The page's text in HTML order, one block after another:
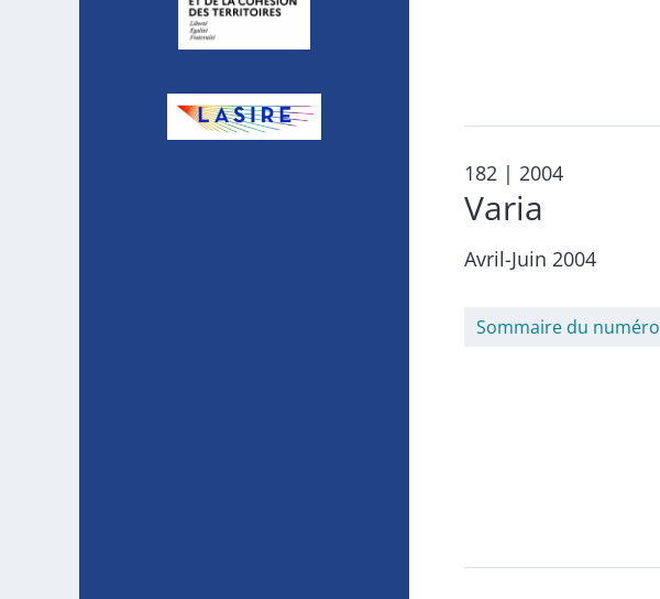
182 | 2004
Varia
Avril-Juin 2004
Sommaire du numéro